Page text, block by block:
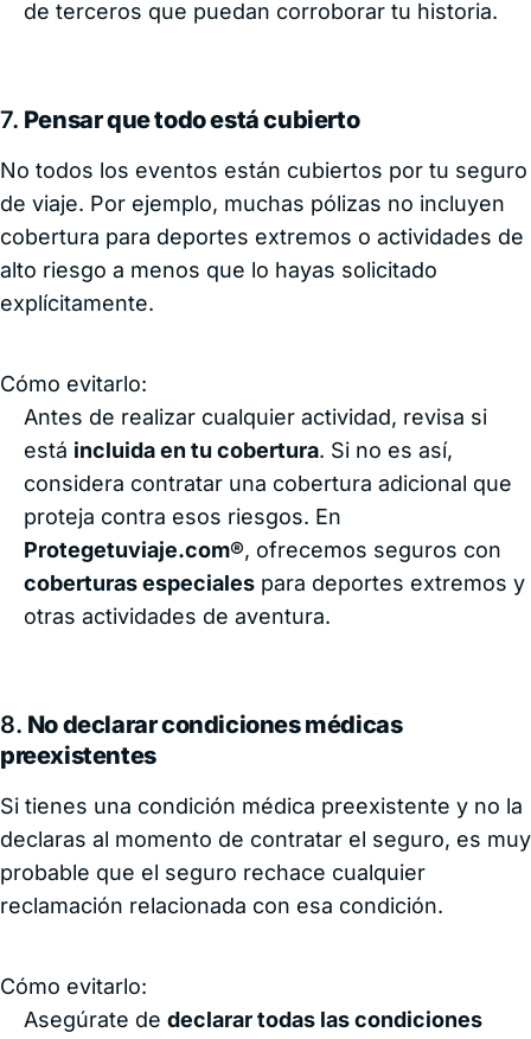
de terceros que puedan corroborar tu historia.
7. Pensar que todo está cubierto
No todos los eventos están cubiertos por tu seguro
de viaje. Por ejemplo, muchas pólizas no incluyen
cobertura para deportes extremos o actividades de
alto riesgo a menos que lo hayas solicitado
explícitamente.
Cómo evitarlo:
Antes de realizar cualquier actividad, revisa si
está incluida en tu cobertura. Si no es así,
considera contratar una cobertura adicional que
proteja contra esos riesgos. En
Protegetuviaje.com®, ofrecemos seguros con
coberturas especiales para deportes extremos y
otras actividades de aventura.
8. No declarar condiciones médicas
preexistentes
Si tienes una condición médica preexistente y no la
declaras al momento de contratar el seguro, es muy
probable que el seguro rechace cualquier
reclamación relacionada con esa condición.
Cómo evitarlo:
Asegúrate de declarar todas las condiciones